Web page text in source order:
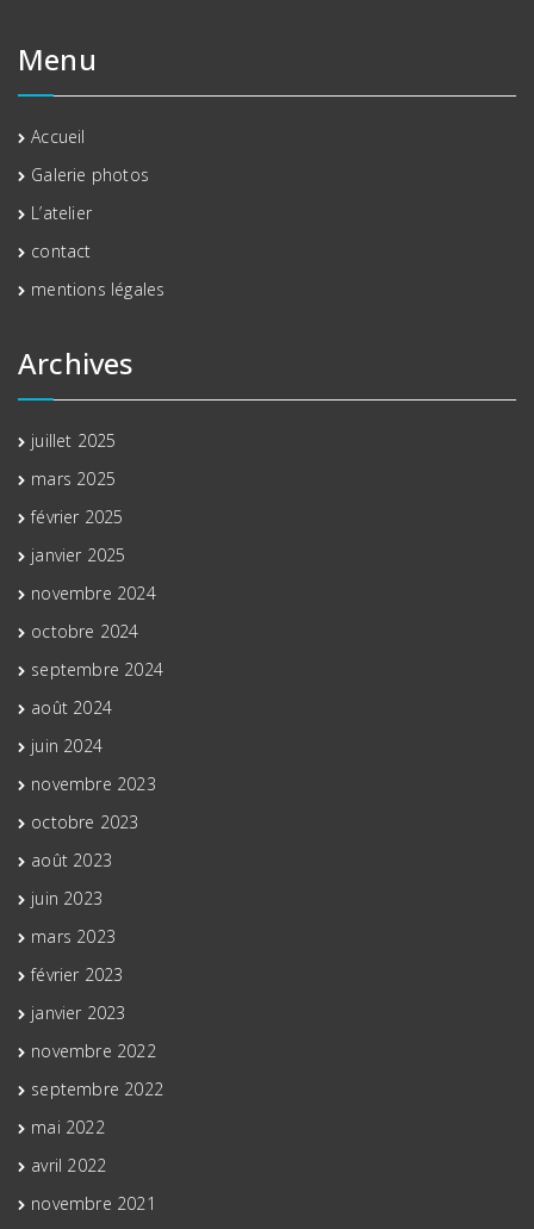
Menu
Accueil
Galerie photos
L’atelier
contact
mentions légales
Archives
juillet 2025
mars 2025
février 2025
janvier 2025
novembre 2024
octobre 2024
septembre 2024
août 2024
juin 2024
novembre 2023
octobre 2023
août 2023
juin 2023
mars 2023
février 2023
janvier 2023
novembre 2022
septembre 2022
mai 2022
avril 2022
novembre 2021